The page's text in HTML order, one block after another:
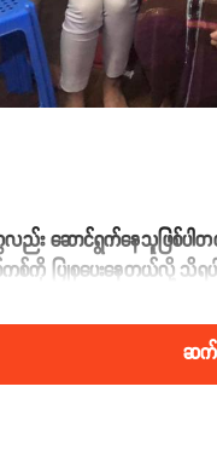
ဆောင်ရွက်နေသူဖြစ်ပါ
ကစ်ကစ်ကို ပြုစုပေးနေတ
ဆက်